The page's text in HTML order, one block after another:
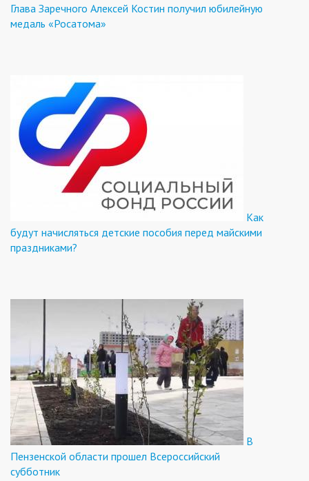
Глава Заречного Алексей Костин получил юбилейную
медаль «Росатома»
Как
будут начисляться детские пособия перед майскими
праздниками?
В
Пензенской области прошел Всероссийский
субботник